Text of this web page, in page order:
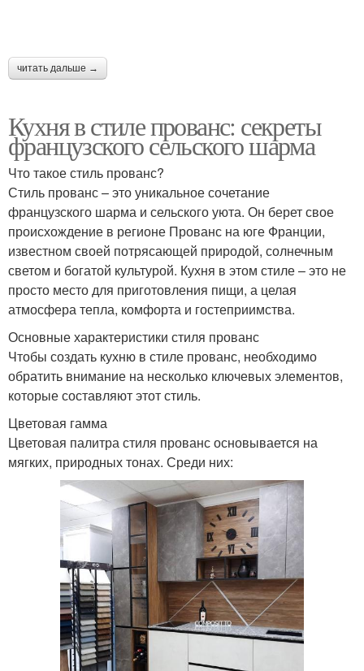
Зоны на кухне
стиле
Кухни во французском
стиле
Кухня в итальянском
стиле
Кухня в английском
стиле
Викторианский стиль
Стиль в оформлении
Кухня во французском
читать дальше →
Кухня в стиле прованс: секреты
французского сельского шарма
Что такое стиль прованс?
Стиль прованс – это уникальное сочетание
французского шарма и сельского уюта. Он берет свое
происхождение в регионе Прованс на юге Франции,
известном своей потрясающей природой, солнечным
светом и богатой культурой. Кухня в этом стиле – это не
просто место для приготовления пищи, а целая
атмосфера тепла, комфорта и гостеприимства.
Основные характеристики стиля прованс
Чтобы создать кухню в стиле прованс, необходимо
обратить внимание на несколько ключевых элементов,
которые составляют этот стиль.
Цветовая гамма
Цветовая палитра стиля прованс основывается на
мягких, природных тонах. Среди них: